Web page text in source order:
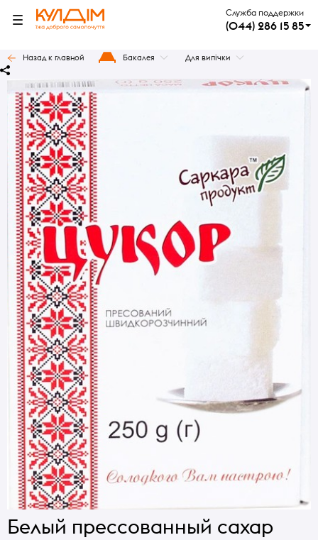
Служба поддержки
(044) 286 15 85
Назад к главной Бакалея Для випічки
Белый прессованный сахар